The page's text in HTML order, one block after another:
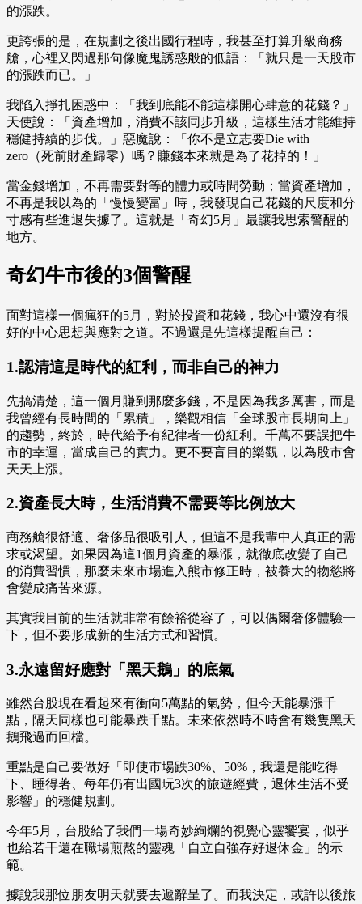
的漲跌。
更誇張的是，在規劃之後出國行程時，我甚至打算升級商務
艙，心裡又閃過那句像魔鬼誘惑般的低語：「就只是一天股市
的漲跌而已。」
我陷入掙扎困惑中：「我到底能不能這樣開心肆意的花錢？」
天使說：「資產增加，消費不該同步升級，這樣生活才能維持
穩健持續的步伐。」惡魔說：「你不是立志要Die with
zero（死前財產歸零）嗎？賺錢本來就是為了花掉的！」
當金錢增加，不再需要對等的體力或時間勞動；當資產增加，
不再是我以為的「慢慢變富」時，我發現自己花錢的尺度和分
寸感有些進退失據了。這就是「奇幻5月」最讓我思索警醒的
地方。
奇幻牛市後的3個警醒
面對這樣一個瘋狂的5月，對於投資和花錢，我心中還沒有很
好的中心思想與應對之道。不過還是先這樣提醒自己：
1.認清這是時代的紅利，而非自己的神力
先搞清楚，這一個月賺到那麼多錢，不是因為我多厲害，而是
我曾經有長時間的「累積」，樂觀相信「全球股市長期向上」
的趨勢，終於，時代給予有紀律者一份紅利。千萬不要誤把牛
市的幸運，當成自己的實力。更不要盲目的樂觀，以為股市會
天天上漲。
2.資產長大時，生活消費不需要等比例放大
商務艙很舒適、奢侈品很吸引人，但這不是我輩中人真正的需
求或渴望。如果因為這1個月資產的暴漲，就徹底改變了自己
的消費習慣，那麼未來市場進入熊市修正時，被養大的物慾將
會變成痛苦來源。
其實我目前的生活就非常有餘裕從容了，可以偶爾奢侈體驗一
下，但不要形成新的生活方式和習慣。
3.永遠留好應對「黑天鵝」的底氣
雖然台股現在看起來有衝向5萬點的氣勢，但今天能暴漲千
點，隔天同樣也可能暴跌千點。未來依然時不時會有幾隻黑天
鵝飛過而回檔。
重點是自己要做好「即使市場跌30%、50%，我還是能吃得
下、睡得著、每年仍有出國玩3次的旅遊經費，退休生活不受
影響」的穩健規劃。
今年5月，台股給了我們一場奇妙絢爛的視覺心靈饗宴，似乎
也給若干還在職場煎熬的靈魂「自立自強存好退休金」的示
範。
據說我那位朋友明天就要去遞辭呈了。而我決定，或許以後旅